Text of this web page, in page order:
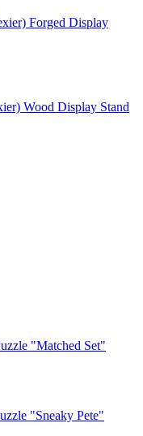
Forged Display
Wood Display Stand
"Matched Set"
"Sneaky Pete"